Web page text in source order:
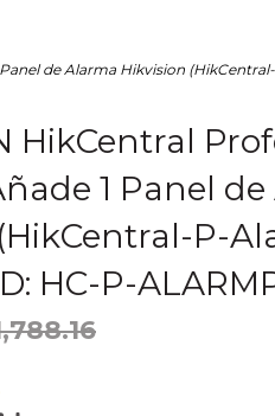
de Alarma Hikvision
HikCentral
1 Panel
P-
HC-P-